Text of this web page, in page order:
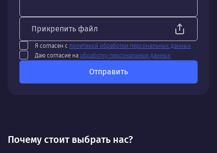
Прикрепить файл
Я согласен с политикой обработки персональных данных
Даю согласие на обработку персональных данных
Отправить
Почему стоит выбрать нас?